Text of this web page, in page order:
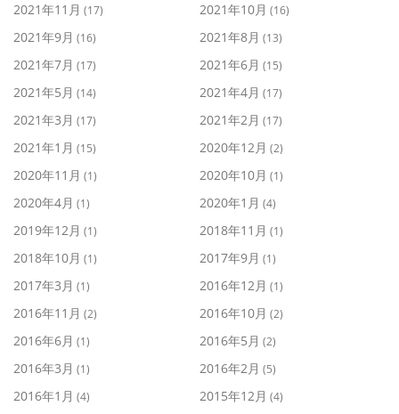
2021年11月 (17) 2021年10月 (16)
2021年9月 (16) 2021年8月 (13)
2021年7月 (17) 2021年6月 (15)
2021年5月 (14) 2021年4月 (17)
2021年3月 (17) 2021年2月 (17)
2021年1月 (15) 2020年12月 (2)
2020年11月 (1) 2020年10月 (1)
2020年4月 (1) 2020年1月 (4)
2019年12月 (1) 2018年11月 (1)
2018年10月 (1) 2017年9月 (1)
2017年3月 (1) 2016年12月 (1)
2016年11月 (2) 2016年10月 (2)
2016年6月 (1) 2016年5月 (2)
2016年3月 (1) 2016年2月 (5)
2016年1月 (4) 2015年12月 (4)